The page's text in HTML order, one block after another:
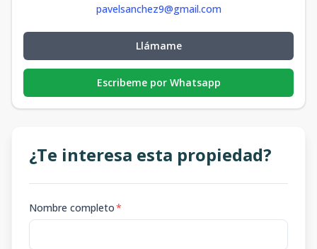
pavelsanchez9@gmail.com
Llámame
Escribeme por Whatsapp
¿Te interesa esta propiedad?
Nombre completo*